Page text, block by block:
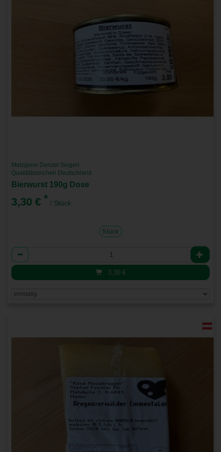
Metzgerei Denzel Singen
Qualitätszeichen Deutschland
Bierwurst 190g Dose
3,30 € * / Stück
Stück
Anzahl
3,30 €